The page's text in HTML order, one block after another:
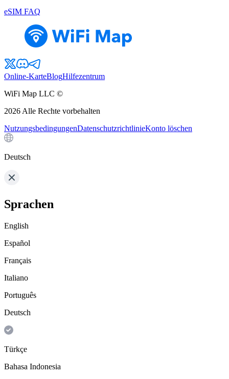
eSIM FAQ
Online-KarteBlogHilfezentrum
WiFi Map LLC ©
2026 Alle Rechte vorbehalten
NutzungsbedingungenDatenschutzrichtlinieKonto löschen
Deutsch
Sprachen
English
Español
Français
Italiano
Português
Deutsch
Türkçe
Bahasa Indonesia